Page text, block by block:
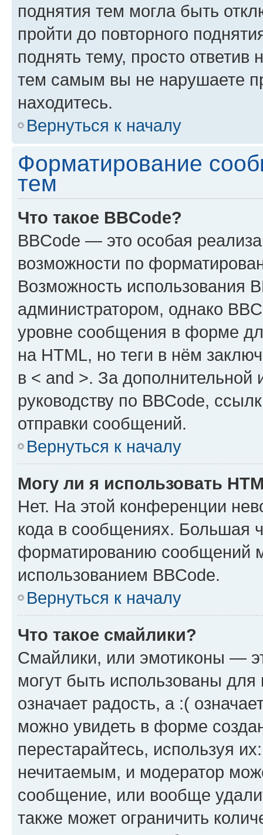
поднятия тем могла быть
пройти до повторного
поднять тему, просто ответив
тем самым вы не нарушаете
находитесь.
Вернуться к началу
Форматирование
тем
Что такое BBCode?
BBCode — это особая
возможности по
Возможность использования
администратором, однако
уровне сообщения в форме
на HTML, но теги в нём
в < and >. За
руководству по BBCode,
отправки сообщений.
Вернуться к началу
Могу ли я использовать
Нет. На этой конференции
кода в сообщениях. Большая
форматированию сообщений
использованием BBCode.
Вернуться к началу
Что такое смайлики?
Смайлики, или эмотиконы —
могут быть использованы
означает радость, а :(
можно увидеть в форме
перестарайтесь, используя
нечитаемым, и модератор
сообщение, или вообще
также может ограничить